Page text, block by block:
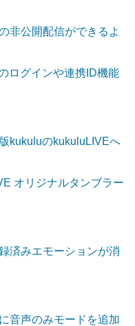
非公開配信ができるよ
ログインや連携ID機能
kukuluのkukuluLIVEへ
オリジナルタンブラー
済みエモーションが消
音声のみモードを追加